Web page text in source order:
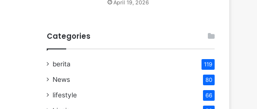
April 19, 2026
Categories
berita 119
News 80
lifestyle 66